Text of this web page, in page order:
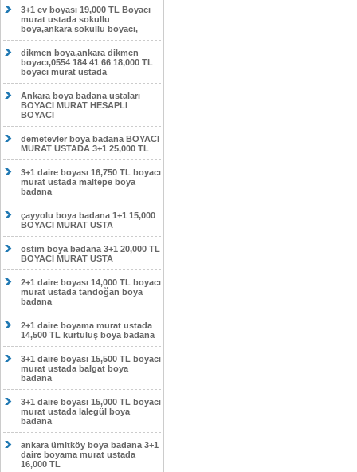
3+1 ev boyası 19,000 TL Boyacı
murat ustada sokullu
boya,ankara sokullu boyacı,
dikmen boya,ankara dikmen
boyacı,0554 184 41 66 18,000 TL
boyacı murat ustada
Ankara boya badana ustaları
BOYACI MURAT HESAPLI
BOYACI
demetevler boya badana BOYACI
MURAT USTADA 3+1 25,000 TL
3+1 daire boyası 16,750 TL boyacı
murat ustada maltepe boya
badana
çayyolu boya badana 1+1 15,000
BOYACI MURAT USTA
ostim boya badana 3+1 20,000 TL
BOYACI MURAT USTA
2+1 daire boyası 14,000 TL boyacı
murat ustada tandoğan boya
badana
2+1 daire boyama murat ustada
14,500 TL kurtuluş boya badana
3+1 daire boyası 15,500 TL boyacı
murat ustada balgat boya
badana
3+1 daire boyası 15,000 TL boyacı
murat ustada lalegül boya
badana
ankara ümitköy boya badana 3+1
daire boyama murat ustada
16,000 TL